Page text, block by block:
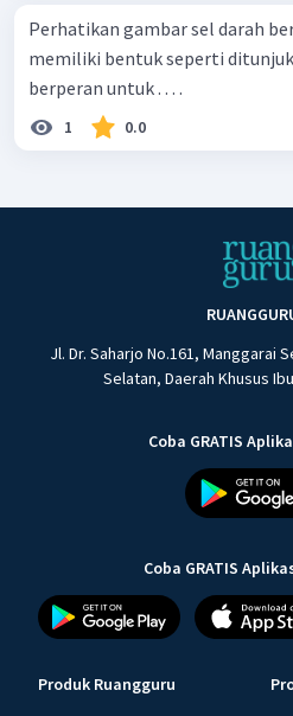
Perhatikan gambar sel darah berikut! Sel
memiliki bentuk seperti
berperan untuk . . . .
1 0.0
Jl. Dr. Saharjo No.161, Manggarai
Selatan, Daerah Khusus
Coba GRATIS
Coba GRATIS
Produk Ruangguru